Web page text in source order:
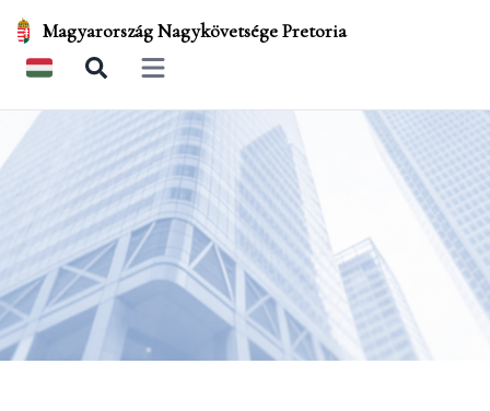
Magyarország Nagykövetsége Pretoria
Open main menu